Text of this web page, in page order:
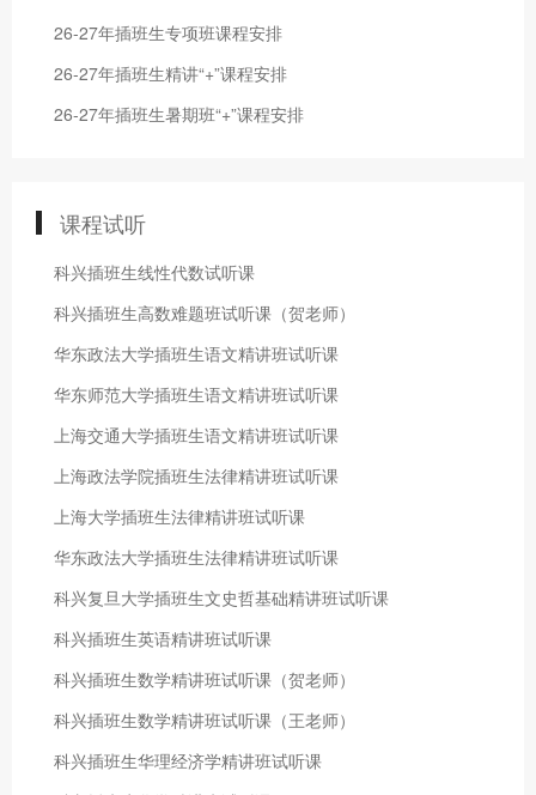
26-27年插班生专项班课程安排
26-27年插班生精讲“+”课程安排
26-27年插班生暑期班“+”课程安排
课程试听
科兴插班生线性代数试听课
科兴插班生高数难题班试听课（贺老师）
华东政法大学插班生语文精讲班试听课
华东师范大学插班生语文精讲班试听课
上海交通大学插班生语文精讲班试听课
上海政法学院插班生法律精讲班试听课
上海大学插班生法律精讲班试听课
华东政法大学插班生法律精讲班试听课
科兴复旦大学插班生文史哲基础精讲班试听课
科兴插班生英语精讲班试听课
科兴插班生数学精讲班试听课（贺老师）
科兴插班生数学精讲班试听课（王老师）
科兴插班生华理经济学精讲班试听课